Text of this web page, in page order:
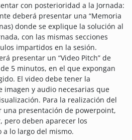
con posterioridad a la Jornada:
deberá presentar una “Memoria
donde se explique la solución al
con las mismas secciones
impartidos en la sesión.
presentar un “Video Pitch” de
5 minutos, en el que expongan
El video debe tener la
imagen y audio necesarias que
Para la realización del
una presentación de powerpoint,
pero deben aparecer los
lo largo del mismo.